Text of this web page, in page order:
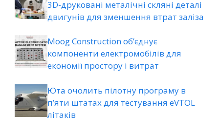
3D-друковані металічні скляні деталі
двигунів для зменшення втрат заліза
Moog Construction об’єднує
компоненти електромобілів для
економії простору і витрат
Юта очолить пілотну програму в
п’яти штатах для тестування eVTOL
літаків